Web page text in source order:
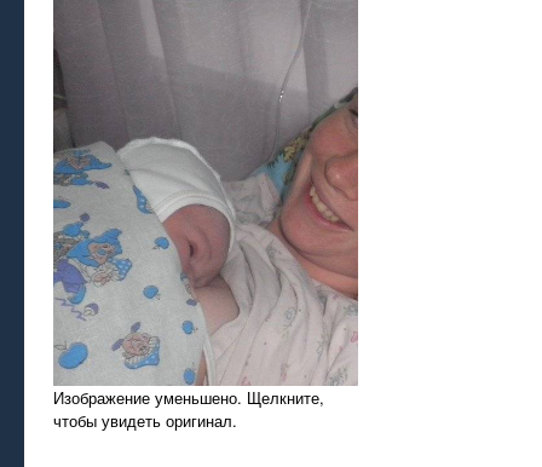
Изображение уменьшено. Щелкните,
чтобы увидеть оригинал.